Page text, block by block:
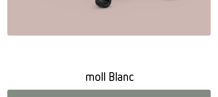
moll Blanc